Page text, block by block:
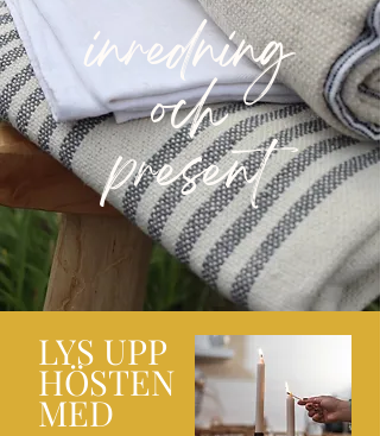
inredning
och
present
LYS UPP
HÖSTEN
MED